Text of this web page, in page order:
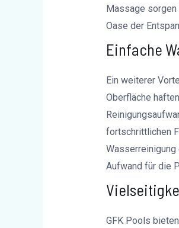
Massage sorgen
Oase der
Einfache
Ein weiterer
Oberfläche
fortschrittlichen
Aufwand für die
GFK Pools